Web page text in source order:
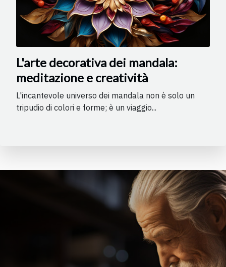
L'arte decorativa dei mandala:
meditazione e creatività
L'incantevole universo dei mandala non è solo un
tripudio di colori e forme; è un viaggio...